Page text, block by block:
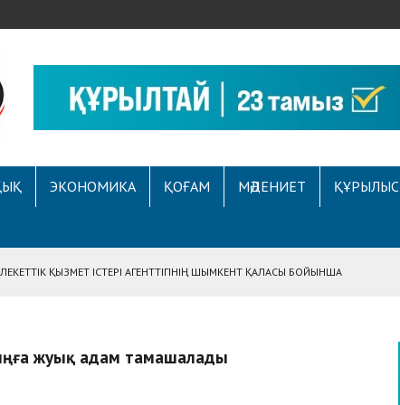
ЭКОНОМИКА ҚОҒАМ МӘДЕНИЕТ ҚҰРЫЛЫС
ҚЫЗМЕТ ІСТЕРІ АГЕНТТІГІНІҢ ШЫМКЕНТ ҚАЛАСЫ БОЙЫНША
САУАТТЫЛЫҚ МӘСЕЛЕЛЕРІ ТАЛҚЫЛАНДЫ
СҰХБАТ БЕРІЛДІ
жуық адам тамашалады